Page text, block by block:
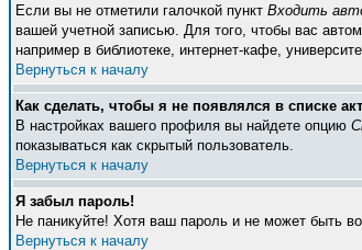
Если вы не отметили галочкой пункт Входить
вашей учетной записью. Для того, чтобы вас
например в библиотеке, интернет-кафе,
Вернуться к началу
Как сделать, чтобы я не появлялся в списке
В настройках вашего профиля вы найдете опцию
показываться как скрытый пользователь.
Вернуться к началу
Я забыл пароль!
Не паникуйте! Хотя ваш пароль и не может быть
Вернуться к началу